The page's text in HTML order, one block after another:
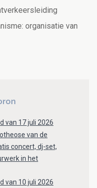
organisatie van
van 17 juli 2026
van de
concert, dj-set,
in het
van 10 juli 2026